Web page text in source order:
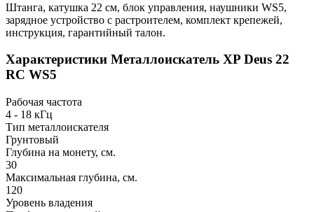
Штанга, катушка 22 см, блок управления, наушники WS5,
зарядное устройство с растроителем, комплект крепежей,
инструкция, гарантийный талон.
Характеристики Металлоискатель XP Deus 22
RC WS5
Рабочая частота
4 - 18 кГц
Тип металлоискателя
Грунтовый
Глубина на монету, см.
30
Максимальная глубина, см.
120
Уровень владения